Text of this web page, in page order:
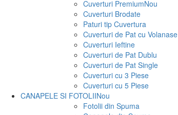
Cuverturi PremiumNou
Cuverturi Brodate
Paturi tip Cuvertura
Cuverturi de Pat cu Volanase
Cuverturi Ieftine
Cuverturi de Pat Dublu
Cuverturi de Pat Single
Cuverturi cu 3 Piese
Cuverturi cu 5 Piese
CANAPELE SI FOTOLIINou
Fotolii din Spuma